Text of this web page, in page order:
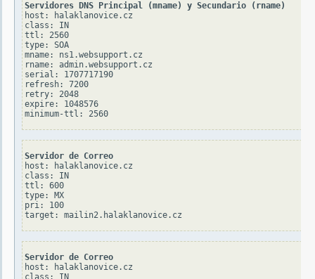
Servidores DNS Principal (mname) y Secundario (rname)
host: halaklanovice.cz
class: IN
ttl: 2560
type: SOA
mname: ns1.websupport.cz
rname: admin.websupport.cz
serial: 1707717190
refresh: 7200
retry: 2048
expire: 1048576
Servidor de Correo
host: halaklanovice.cz
class: IN
ttl: 600
type: MX
pri: 100
Servidor de Correo
host: halaklanovice.cz